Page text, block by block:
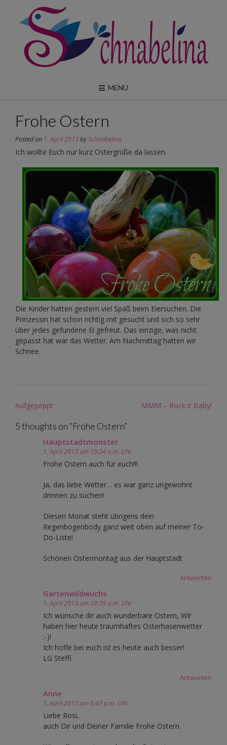
content
MENU
Frohe Ostern
Posted on 1. April 2013bySchnabelina
Ich wollte Euch nur kurz Ostergrüße da lassen.
Die Kinder hatten gestern viel Spaß beim Eiersuchen. Die
Prinzessin hat schon richtig mit gesucht und sich so sehr
über jedes gefundene Ei gefreut. Das einzige, was nicht
gepasst hat war das Wetter. Am Nachmittag hatten wir
Schnee.
Post
Aufgepeppt MMM – Rock it Baby!
5 thoughts on “Frohe Ostern”
Hauptstadtmonster
1. April 2013 um 10:24 a.m. Uhr
Frohe Ostern auch für euch!!!
Ja, das liebe Wetter… es war ganz ungewohnt
drinnen zu suchen!
Diesen Monat steht übrigens dein
Regenbogenbody ganz weit oben auf meiner To-
Do-Liste!
Schönen Ostermontag aus der Hauptstadt
Antworten
Gartenwildwuchs
1. April 2013 um 10:39 a.m. Uhr
Ich wünsche dir auch wunderbare Ostern, Wir
haben hier heute traumhaftes Osterhasenwetter
:-)!
Ich hoffe bei euch ist es heute auch besser!
LG Steffi
Antworten
Anne
1. April 2013 um 5:43 p.m. Uhr
Liebe Rosi,
auch Dir und Deiner Familie Frohe Ostern.